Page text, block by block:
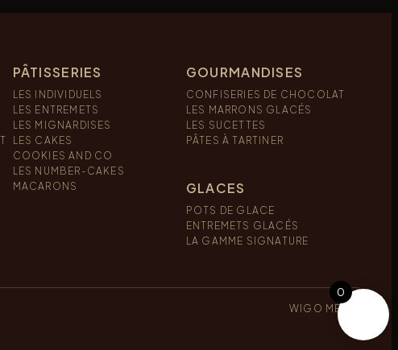
PÂTISSERIES
LES INDIVIDUELS
LES ENTREMETS
LES MIGNARDISES
LES CAKES
COOKIES AND CO
LES NUMBER-CAKES
MACARONS
GOURMANDISES
CONFISERIES DE CHOCOLAT
LES MARRONS GLACÉS
LES SUCETTES
PÂTES À TARTINER
GLACES
POTS DE GLACE
ENTREMETS GLACÉS
LA GAMME SIGNATURE
WIGO MÉDIA
0